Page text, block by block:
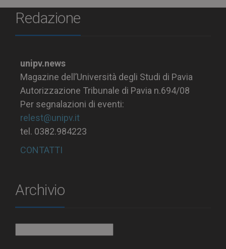
Redazione
unipv.news
Magazine dell’Università degli Studi di Pavia
Autorizzazione Tribunale di Pavia n.694/08
Per segnalazioni di eventi:
relest@unipv.it
tel. 0382.984223
CONTATTI
Archivio